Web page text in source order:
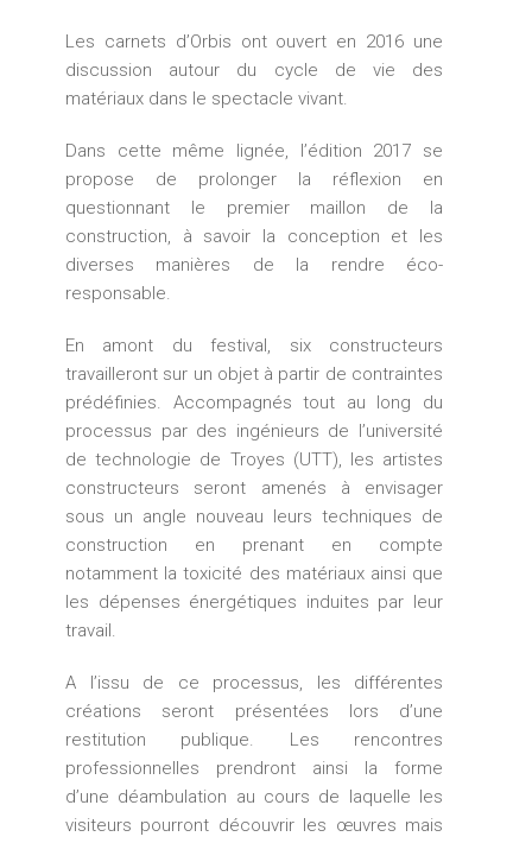
Les carnets d’Orbis ont ouvert en 2016 une
discussion autour du cycle de vie des
matériaux dans le spectacle vivant.
Dans cette même lignée, l’édition 2017 se
propose de prolonger la réflexion en
questionnant le premier maillon de la
construction, à savoir la conception et les
diverses manières de la rendre éco-
responsable.
En amont du festival, six constructeurs
travailleront sur un objet à partir de contraintes
prédéfinies. Accompagnés tout au long du
processus par des ingénieurs de l’université
de technologie de Troyes (UTT), les artistes
constructeurs seront amenés à envisager
sous un angle nouveau leurs techniques de
construction en prenant en compte
notamment la toxicité des matériaux ainsi que
les dépenses énergétiques induites par leur
travail.
A l’issu de ce processus, les différentes
créations seront présentées lors d’une
restitution publique. Les rencontres
professionnelles prendront ainsi la forme
d’une déambulation au cours de laquelle les
visiteurs pourront découvrir les œuvres mais